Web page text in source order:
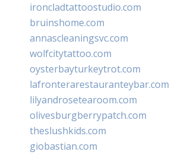
ironcladtattoostudio.com
bruinshome.com
annascleaningsvc.com
wolfcitytattoo.com
oysterbayturkeytrot.com
lafronterarestauranteybar.com
lilyandrosetearoom.com
olivesburgberrypatch.com
theslushkids.com
giobastian.com